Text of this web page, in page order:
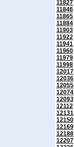
11827
11846
11865
11884
11903
11922
11941
11960
11979
11998
12017
12036
12055
12074
12093
12112
12131
12150
12169
12188
12207